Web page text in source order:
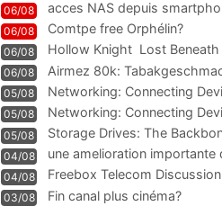
06/08 acces NAS depuis
06/08 Comtpe free Orphélin?
06/08 Hollow Knight  Lost
06/08
Airmez 80k:
Technologie und Leistung im
05/08 Networking: Connecting
05/08
Networking: Connecting
Information
05/08
Storage Drives: The
Management
04/08
une amelioration importante
WIFI
04/08
Freebox Telecom
Communi
03/08 Fin canal plus cinéma?